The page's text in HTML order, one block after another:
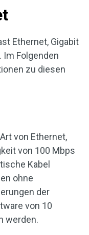
Ethernet, Gigabit
Im Folgenden
zu diesen
von Ethernet,
von 100 Mbps
Kabel
ohne
der
von 10
werden.